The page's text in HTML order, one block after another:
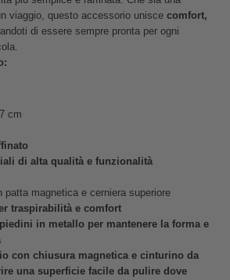
viaggio, questo accessorio unisce comfort,
di essere sempre pronta per ogni
cm
di alta qualità e funzionalità
patta magnetica e cerniera superiore
traspirabilità e comfort
in metallo per mantenere la forma e
con chiusura magnetica e cinturino da
una superficie facile da pulire dove